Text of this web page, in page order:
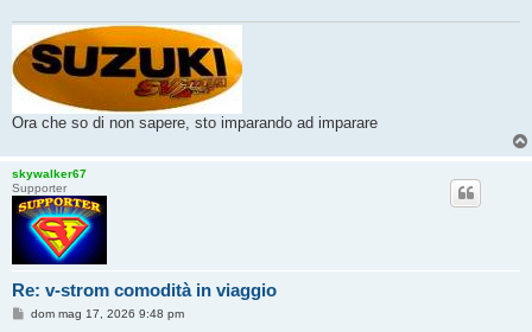
Ora che so di non sapere, sto imparando ad imparare
skywalker67
Supporter
Re: v-strom comodità in viaggio
Mdom mag 17, 2026 9:48 pm